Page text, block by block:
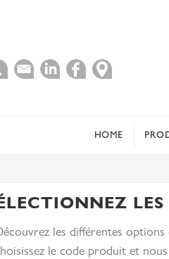
HOME
les différentes
le code produit et